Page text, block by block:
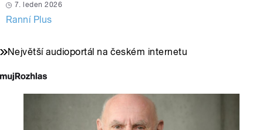
7. leden 2026
Ranní Plus
Největší audioportál na českém internetu